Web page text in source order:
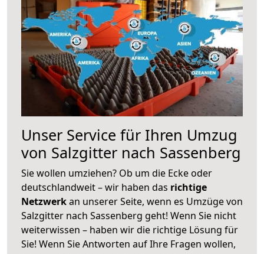
Unser Service für Ihren Umzug
von Salzgitter nach Sassenberg
Sie wollen umziehen? Ob um die Ecke oder
deutschlandweit – wir haben das richtige
Netzwerkan unserer Seite, wenn es Umzüge von
Salzgitter nach Sassenberg geht! Wenn Sie nicht
weiterwissen – haben wir die richtige Lösung für
Sie! Wenn Sie Antworten auf Ihre Fragen wollen,